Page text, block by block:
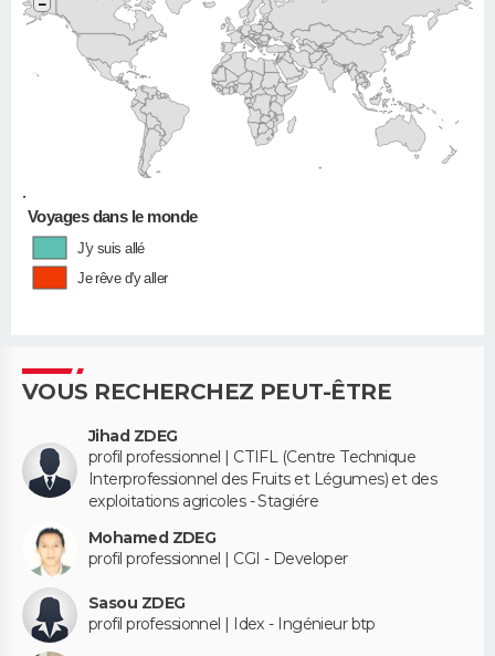
•
−
Voyages dans le monde
J'y suis allé
Je rêve d'y aller
VOUS RECHERCHEZ PEUT-ÊTRE
Jihad ZDEG
profil professionnel | CTIFL (Centre Technique
Interprofessionnel des Fruits et Légumes) et des
exploitations agricoles - Stagiére
Mohamed ZDEG
profil professionnel | CGI - Developer
Sasou ZDEG
profil professionnel | Idex - Ingénieur btp